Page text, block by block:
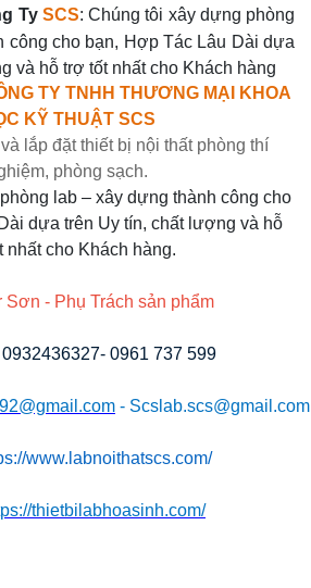
Ty SCS: Chúng tôi xây dựng phòng
công cho bạn, Hợp Tác Lâu Dài dựa
và hỗ trợ tốt nhất cho Khách hàng
TY TNHH THƯƠNG MẠI KHOA
KỸ THUẬT SCS
lắp đặt thiết bị nội thất phòng thí
phòng sạch.
lab – xây dựng thành công cho
dựa trên Uy tín, chất lượng và hỗ
nhất cho Khách hàng.
Sơn - Phụ Trách sản phẩm
0961 737 599
- Scslab.scs@gmail.com
www.labnoithatscs.com/
thietbilabhoasinh.com/